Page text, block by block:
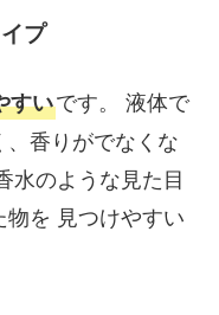
プ
すいです。 液体で
香りがでなくな
水のような見た目
を 見つけやすい